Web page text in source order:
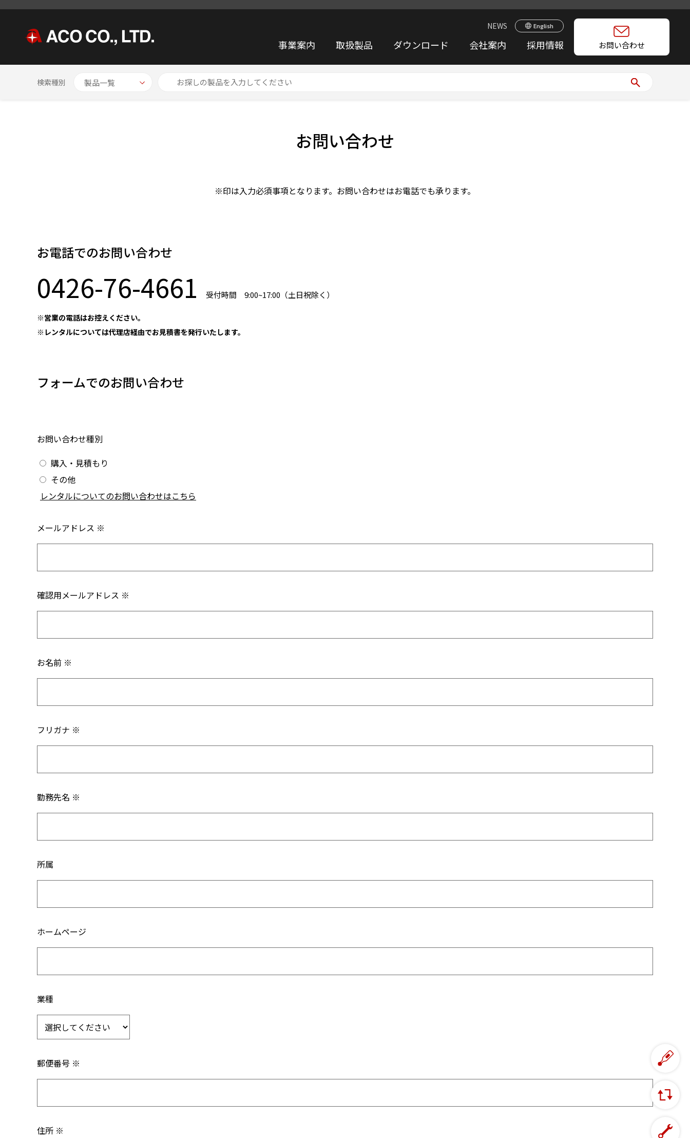
NEWS English
事業案内 取扱製品 ダウンロード 会社案内 採用情報 お問い合わせ
検索種別
HOME お問い合わせ
お問い合わせ
※印は入力必須事項となります。お問い合わせはお電話でも承ります。
お電話でのお問い合わせ
0426-76-4661 受付時間 9:00~17:00（土日祝除く）
※営業の電話はお控えください。
※レンタルについては代理店経由でお見積書を発行いたします。
フォームでのお問い合わせ
お問い合わせ種別
購入・見積もり
その他
レンタルについてのお問い合わせはこちら
メールアドレス ※
確認用メールアドレス ※
お名前 ※
フリガナ ※
勤務先名 ※
所属
ホームページ
業種
郵便番号 ※
住所 ※